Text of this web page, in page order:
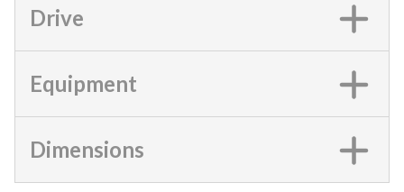
Drive
Equipment
Dimensions